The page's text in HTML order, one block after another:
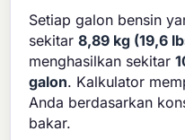
Setiap galon bensin
sekitar8,89 kg (19,6
menghasilkan sekitar
galon. Kalkulator
Anda berdasarkan
bakar.